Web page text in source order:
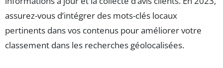
assurez-vous d’intégrer des mots-clés locaux
pertinents dans vos contenus pour améliorer votre
classement dans les recherches géolocalisées.